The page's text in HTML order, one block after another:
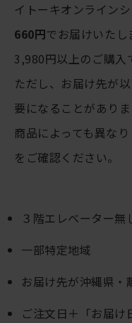
イトーキオンライン
660円でお届けいたし
3,980円以上のご購入
ただし、お届け先が
要になることがありま
商品によっても異な
をご確認ください。
３階エレベーター無
一部特定地域
お届け先が沖縄県・
ご注文日＋「お届